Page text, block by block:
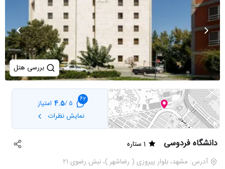
بررسی هتل
62
5 /
4.5 امتیاز
نمایش نظرات
دانشگاه فردوسی
1 ستاره
آدرس: مشهد، بلوار پیروزی ( رضاشهر )، نبش رضوی ۲۱